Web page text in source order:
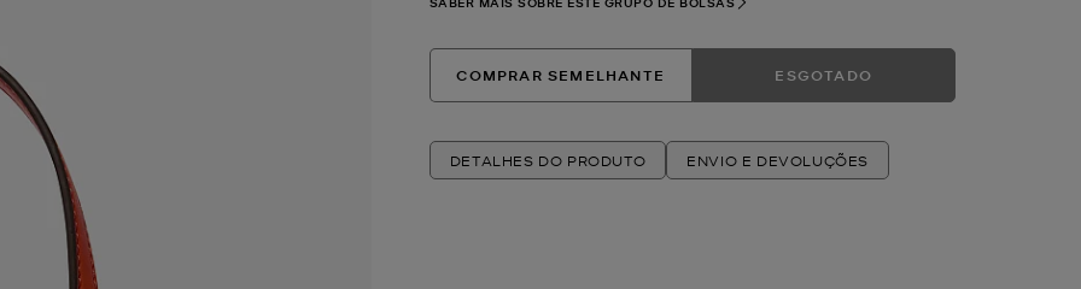
COMPRAR SEMELHANTE ESGOTADO
DETALHES DO PRODUTO ENVIO E DEVOLUÇÕES